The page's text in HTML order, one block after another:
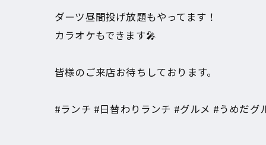
ダーツ昼間投げ放題もやってます！
カラオケもできます🎤
皆様のご来店お待ちしております。
#ランチ #日替わりランチ #グルメ #うめだ